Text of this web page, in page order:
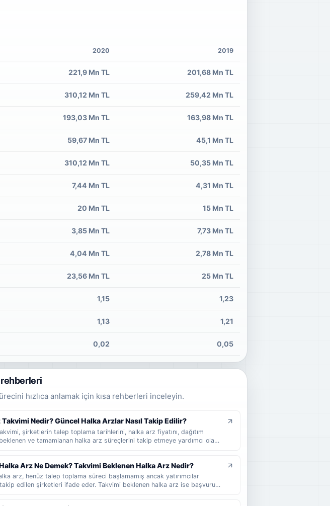
2020 2019
221,9 Mn TL 201,68 Mn TL
310,12 Mn TL 259,42 Mn TL
193,03 Mn TL 163,98 Mn TL
59,67 Mn TL 45,1 Mn TL
310,12 Mn TL 50,35 Mn TL
7,44 Mn TL 4,31 Mn TL
20 Mn TL 15 Mn TL
3,85 Mn TL 7,73 Mn TL
4,04 Mn TL 2,78 Mn TL
23,56 Mn TL 25 Mn TL
1,15 1,23
1,13 1,21
0,02 0,05
hızlıca anlamak için kısa rehberleri inceleyin.
Nedir? Güncel Halka Arzlar Nasıl Takip Edilir?
şirketlerin talep toplama tarihlerini, halka arz fiyatını, dağıtım
ve tamamlanan halka arz süreçlerini takip etmeye yardımcı olan
şekilde anlatılır.
Arz Ne Demek? Takvimi Beklenen Halka Arz Nedir?
arz, henüz talep toplama süreci başlamamış ancak yatırımcılar
edilen şirketleri ifade eder. Takvimi beklenen halka arz ise başvuru